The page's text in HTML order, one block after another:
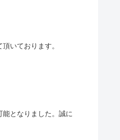
いております。
となりました。誠に